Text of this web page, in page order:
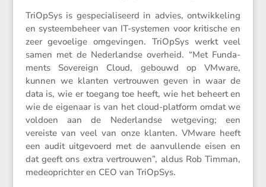
TriOpSys is gespe­ci­a­li­seerd in advies, ontwik­ke­ling
en systeem­be­heer van IT-systemen voor kriti­sche en
zeer gevoe­lige omgevingen. TriOpSys werkt veel
samen met de Neder­landse overheid. “Met Funda­
ments Sovereign Cloud, gebouwd op VMware,
kunnen we klanten vertrouwen geven in waar de
data is, wie er toegang toe heeft, wie het beheert en
wie de eigenaar is van het cloud-platform omdat we
voldoen aan de Neder­landse wetge­ving; een
vereiste van veel van onze klanten. VMware heeft
een audit uitge­voerd met de aanvul­lende eisen en
dat geeft ons extra vertrouwen”, aldus Rob Timman,
medeop­richter en CEO van TriOpSys.